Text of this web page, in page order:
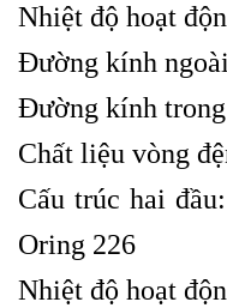
Nhiệt độ hoạt
Đường kính
Đường kính
Chất liệu vòng
Cấu trúc hai
Oring 226
Nhiệt độ hoạt